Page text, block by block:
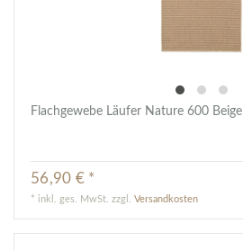
Flachgewebe Läufer Nature 600 Beige
56,90 € *
* inkl. ges. MwSt. zzgl.Versandkosten